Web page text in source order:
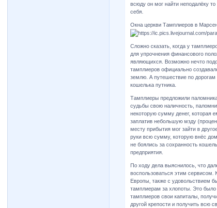
всюду он мог найти неподалёку
себя.
Окна церкви Тамплиеров в
Сложно сказать, когда у
для упрочнения финансового
являющихся. Возможно нечто
тамплиеров официально
землю. А путешествие по дорогам
кошелька путника.
Тамплиеры предложили
судьбы свою наличность,
некоторую сумму денег, которая
заплатив небольшую мзду
месту прибытия мог зайти в
руки всю сумму, которую внёс
не боялись за сохранность
предприятия.
По ходу дела выяснилось, что
воспользоваться этим
Европы, также с удовольствием
тамплиерам за хлопоты. Это было
тамплиеров свои капиталы,
другой крепости и получить всю